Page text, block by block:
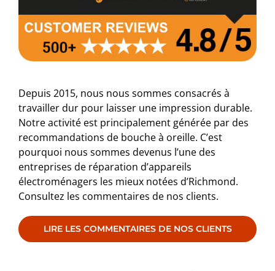
Depuis 2015, nous nous sommes consacrés à
travailler dur pour laisser une impression durable.
Notre activité est principalement générée par des
recommandations de bouche à oreille. C’est
pourquoi nous sommes devenus l’une des
entreprises de réparation d’appareils
électroménagers les mieux notées d’Richmond.
Consultez les commentaires de nos clients.
LIRE LES COMMENTAIRES DE NOS CLIENTS